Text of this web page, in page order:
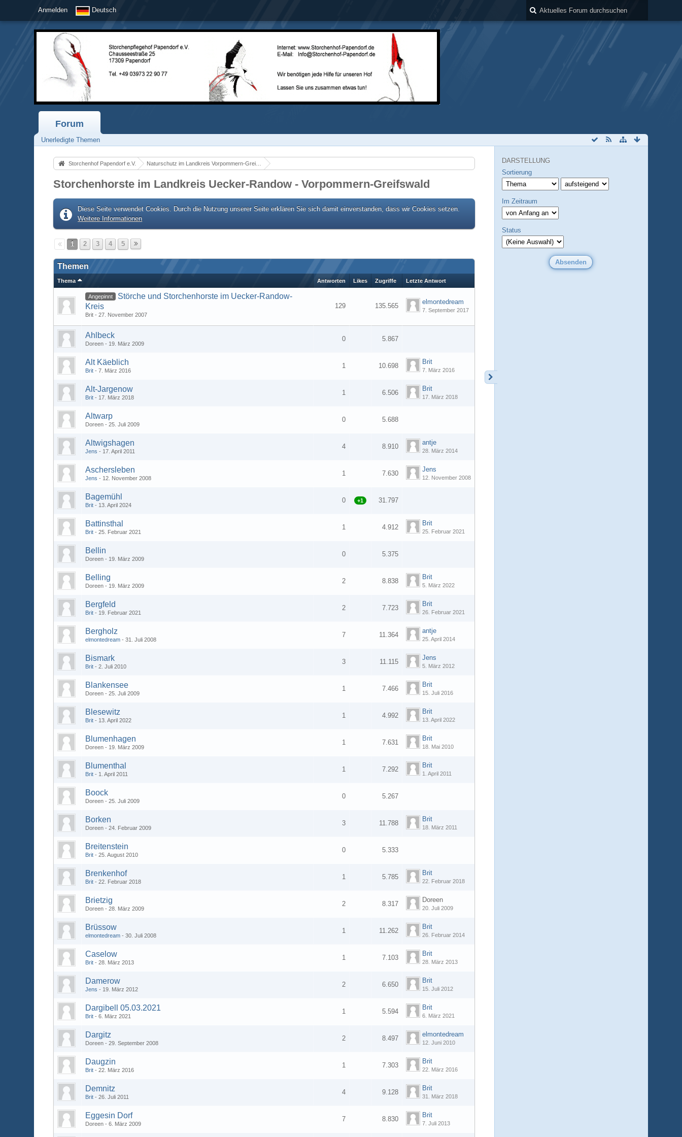
Anmelden Deutsch
Forum
Unerledigte Themen
Storchenhof Papendorf e.V.
Storchenhorste im Landkreis Uecker-Randow - Vorpommern-Greifswald
Diese Seite verwendet Cookies. Durch die Nutzung unserer Seite erklären Sie sich damit einverstanden, dass wir Cookies setzen.
Weitere Informationen
1 2 3 4 5
Themen
Thema Antworten Likes Zugriffe Letzte Antwort
Angepinnt
Störche und Storchenhorste im Uecker-Randow-
Kreis
Brit 27. November 2007
129 135.565
elmontedream
7. September 2017
Ahlbeck
Doreen 19. März 2009
0 5.867
Alt Käeblich
Brit 7. März 2016
1 10.698
Brit
7. März 2016
Alt-Jargenow
Brit 17. März 2018
1 6.506
Brit
17. März 2018
Altwarp
Doreen 25. Juli 2009
0 5.688
Altwigshagen
Jens 17. April 2011
4 8.910
antje
28. März 2014
Aschersleben
Jens 12. November 2008
1 7.630
Jens
12. November 2008
Bagemühl
Brit 13. April 2024
0 +1 31.797
Battinsthal
Brit 25. Februar 2021
1 4.912
Brit
25. Februar 2021
Bellin
Doreen 19. März 2009
0 5.375
Belling
Doreen 19. März 2009
2 8.838
Brit
5. März 2022
Bergfeld
Brit 19. Februar 2021
2 7.723
Brit
26. Februar 2021
Bergholz
elmontedream 31. Juli 2008
7 11.364
antje
25. April 2014
Bismark
Brit 2. Juli 2010
3 11.115
Jens
5. März 2012
Blankensee
Doreen 25. Juli 2009
1 7.466
Brit
15. Juli 2016
Blesewitz
Brit 13. April 2022
1 4.992
Brit
13. April 2022
Blumenhagen
Doreen 19. März 2009
1 7.631
Brit
18. Mai 2010
Blumenthal
Brit 1. April 2011
1 7.292
Brit
1. April 2011
Boock
Doreen 25. Juli 2009
0 5.267
Borken
Doreen 24. Februar 2009
3 11.788
Brit
18. März 2011
Breitenstein
Brit 25. August 2010
0 5.333
Brenkenhof
Brit 22. Februar 2018
1 5.785
Brit
22. Februar 2018
Brietzig
Doreen 28. März 2009
2 8.317
Doreen
20. Juli 2009
Brüssow
elmontedream 30. Juli 2008
1 11.262
Brit
26. Februar 2014
Caselow
Brit 28. März 2013
1 7.103
Brit
28. März 2013
Damerow
Jens 19. März 2012
2 6.650
Brit
15. Juli 2012
Dargibell 05.03.2021
Brit 6. März 2021
1 5.594
Brit
6. März 2021
Dargitz
Doreen 29. September 2008
2 8.497
elmontedream
12. Juni 2010
Daugzin
Brit 22. März 2016
1 7.303
Brit
22. März 2016
Demnitz
Brit 26. Juli 2011
4 9.128
Brit
31. März 2018
Eggesin Dorf
Doreen 6. März 2009
7 8.830
Brit
7. Juli 2013
DARSTELLUNG
Sortierung
Im Zeitraum
Status